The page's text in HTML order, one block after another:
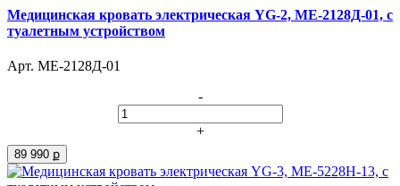
Медицинская кровать электрическая YG-2, МЕ-2128Д-01, c
туалетным устройством
Арт. МЕ-2128Д-01
-
+
89 990 ք